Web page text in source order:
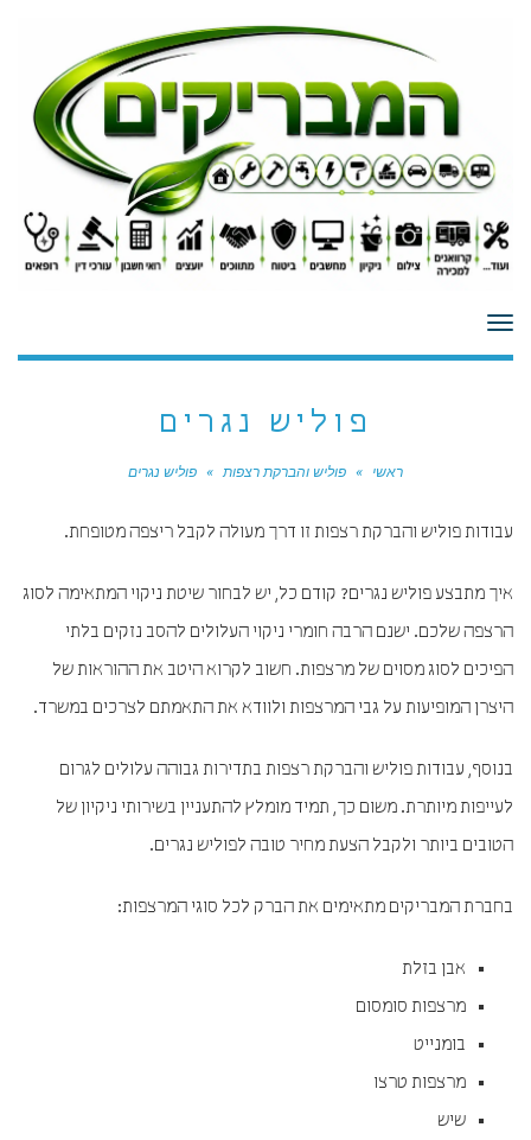
תפריט
פוליש נגרים
ראשי » פוליש והברקת רצפות » פוליש נגרים
עבודות פוליש והברקת רצפות זו דרך מעולה לקבל ריצפה מטופחת.
איך מתבצע פוליש נגרים? קודם כל, יש לבחור שיטת ניקוי המתאימה לסוג
הרצפה שלכם. ישנם הרבה חומרי ניקוי העלולים להסב נזקים בלתי
הפיכים לסוג מסוים של מרצפות. חשוב לקרוא היטב את ההוראות של
היצרן המופיעות על גבי המרצפות ולוודא את התאמתם לצרכים במשרד.
בנוסף, עבודות פוליש והברקת רצפות בתדירות גבוהה עלולים לגרום
לעייפות מיותרת. משום כך, תמיד מומלץ להתעניין בשירותי ניקיון של
הטובים ביותר ולקבל הצעת מחיר טובה לפוליש נגרים.
בחברת המבריקים מתאימים את הברק לכל סוגי המרצפות:
אבן בזלת
מרצפות סומסום
בומנייט
מרצפות טרצו
שיש